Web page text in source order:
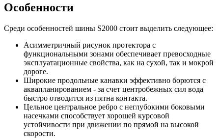
Особенности
Среди особенностей шины S2000 стоит выделить следующее:
Асимметричный рисунок протектора с
функциональными зонами обеспечивает превосходные
эксплуатационные свойства, как на сухой, так и мокрой
дороге.
Широкие продольные канавки эффективно борются с
аквапланированием - за счет центробежных сил вода
быстро отводится из пятна контакта.
Цельное центральное ребро с неглубокими боковыми
насечками способствует хорошей курсовой
устойчивости при движении по прямой на высокой
скорости.